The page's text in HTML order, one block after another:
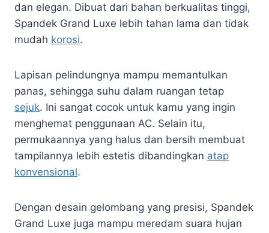
dan elegan. Dibuat dari bahan berkualitas tinggi,
Spandek Grand Luxe lebih tahan lama dan tidak
mudah korosi.
Lapisan pelindungnya mampu memantulkan
panas, sehingga suhu dalam ruangan tetap
sejuk. Ini sangat cocok untuk kamu yang ingin
menghemat penggunaan AC. Selain itu,
permukaannya yang halus dan bersih membuat
tampilannya lebih estetis dibandingkan atap
konvensional.
Dengan desain gelombang yang presisi, Spandek
Grand Luxe juga mampu meredam suara hujan